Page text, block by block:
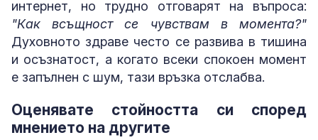
интернет, но трудно отговарят на въпроса:
"Как всъщност се чувствам в момента?"
Духовното здраве често се развива в тишина
и осъзнатост, а когато всеки спокоен момент
е запълнен с шум, тази връзка отслабва.
Оценявате стойността си според
мнението на другите